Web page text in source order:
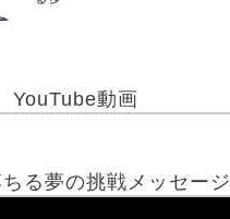
YouTube動画
る夢の挑戦メッセージ